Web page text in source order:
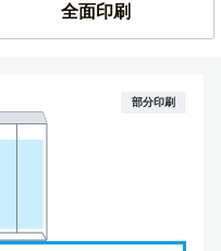
全面印刷
部分印刷